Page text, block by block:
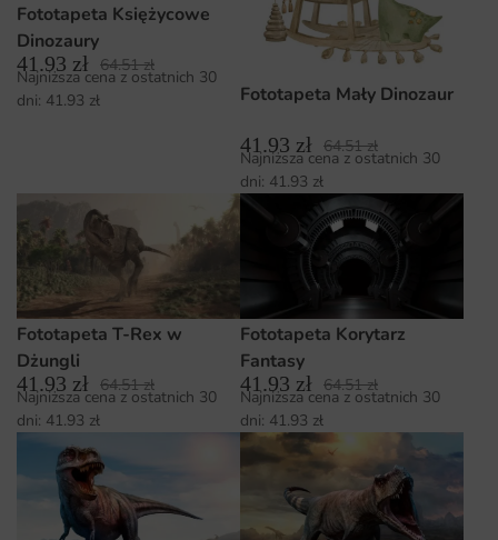
Fototapeta Księżycowe
Dinozaury
41.93 zł 64.51zł
Najniższa cena z ostatnich 30
dni: 41.93 zł Fototapeta Mały Dinozaur
41.93 zł 64.51zł
Najniższa cena z ostatnich 30
dni: 41.93 zł
Fototapeta T-Rex w
Dżungli
41.93 zł 64.51zł
Najniższa cena z ostatnich 30
dni: 41.93 zł
Fototapeta Korytarz
Fantasy
41.93 zł 64.51zł
Najniższa cena z ostatnich 30
dni: 41.93 zł